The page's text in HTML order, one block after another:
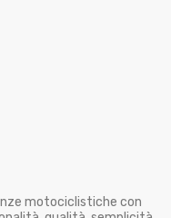
motociclistiche con